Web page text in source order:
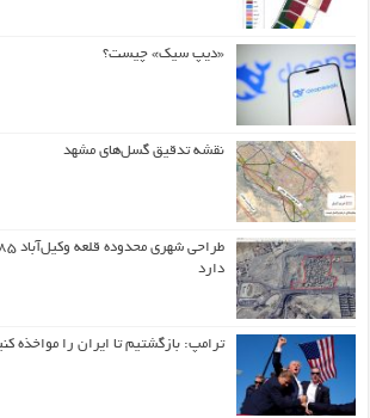
«دیپ سیک» چیست؟
نقشه تدقیق گسل‌های مشهد
دارد
ترامپ: بازگشتیم تا ایران را مواخذه